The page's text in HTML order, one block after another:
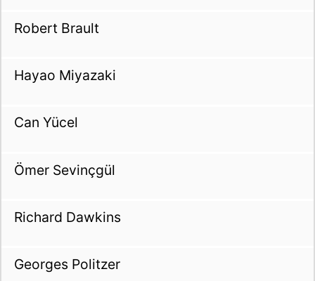
Robert Brault
Hayao Miyazaki
Can Yücel
Ömer Sevinçgül
Richard Dawkins
Georges Politzer